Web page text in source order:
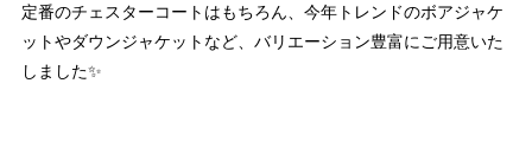
定番のチェスターコートはもちろん、今年トレンドのボアジャケ
ットやダウンジャケットなど、バリエーション豊富にご用意いた
しました✨